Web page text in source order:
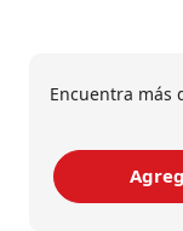
Encuentra más